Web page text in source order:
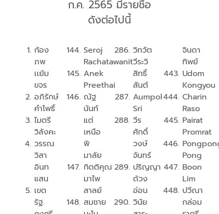
ก.ค. 2565 มีรายชื่อ
ดังต่อไปนี้
ก้อง
ภพ
เเย้ม
ขจร
อภิรักษ์
คำโพธิ์
ไมตรี
วิลังคะ
วรรณ
วิสา
อินท
แสน
เขต
รัฐ.
Seroj
Rachatawanit
Anek
Preethai
ณัฐ
นันท์
แต่
เหนือ
พิ
มาลัย
กิตติคุณ
มาไพ
สาลย์
สมชาย
วิทวัต
วีระวิ
สิทธิ์
สันต์
Aumpol
Sri
วีร
ศักดิ์
วงษ์
จันทร์
ปริญญา
ด้วง
อ่อน
วินัย​
จินดา
ทิพย์
Udom
Kongyou
Charin
Raso
Pairat
Promrat
Pong
Boon
Lim
ปวีณา
กล่อม